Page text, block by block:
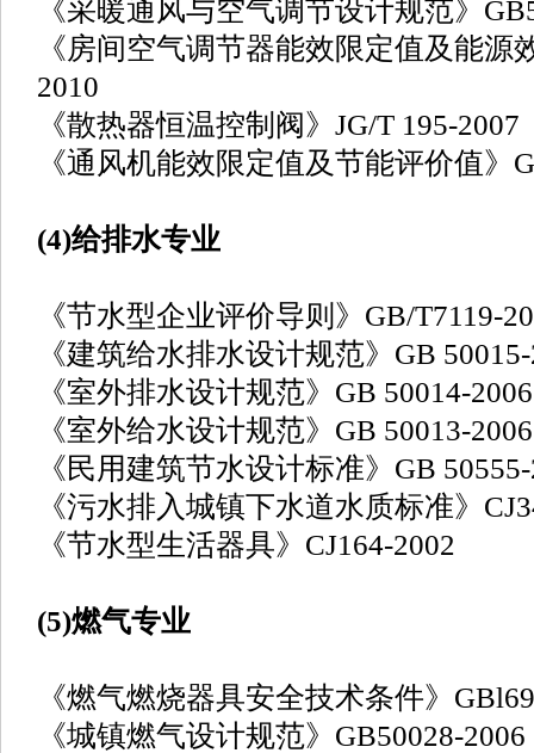
《采暖通风与空气调节设计规范》
《房间空气调节器能效限定值及能源
2010
《散热器恒温控制阀》JG/T 195-2007
《通风机能效限定值及节能评价值》
(4)给排水专业
《节水型企业评价导则》GB/T7119-
《建筑给水排水设计规范》GB
《室外排水设计规范》GB 50014-
《室外给水设计规范》GB 50013-2006
《民用建筑节水设计标准》GB
《污水排入城镇下水道水质标准》
《节水型生活器具》CJ164-2002
(5)燃气专业
《燃气燃烧器具安全技术条件》
《城镇燃气设计规范》GB50028-2006